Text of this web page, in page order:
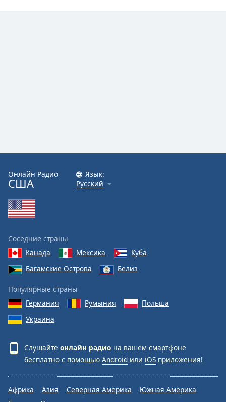
Онлайн Радио
США
Язык:
Русский
Соседние страны
Канада
Мексика
Куба
Багамские Острова
Белиз
Популярные страны
Германия
Румыния
Польша
Украина
Слушайте онлайн радио на вашем смартфоне
бесплатно с помощью Android или iOS приложения!
Африка Азия Северная Америка
Южная Америка